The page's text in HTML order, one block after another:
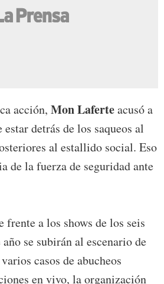
acción, Mon Laferteacusó a
detrás de los saqueos al
al estallido social. Eso
de la fuerza de seguridad ante
frente a los shows de los seis
se subirán al escenario de
casos de abucheos
en vivo, la organización